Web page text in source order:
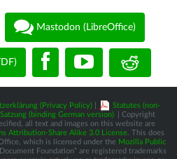
Mastodon (LibreOffice)
(Privacy Policy)
Statutes (non-
Satzung (binding German version)
| Copyright
all text and images on this website are
Attribution-Share Alike 3.0 License. This does
which is licensed under the Mozilla Public
Document Foundation” are registered trademarks